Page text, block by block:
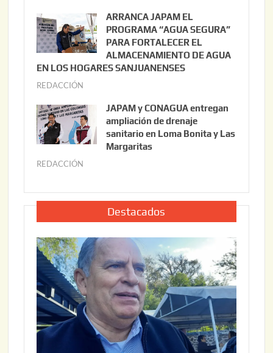
3
,
2
0
i
o
2
2
0
ARRANCA JAPAM EL
PROGRAMA “AGUA SEGURA”
PARA FORTALECER EL
ALMACENAMIENTO DE AGUA
EN LOS HOGARES SANJUANENSES
REDACCIÓN
l
i
o
,
0
2
6
JAPAM y CONAGUA entregan
ampliación de drenaje
sanitario en Loma Bonita y Las
Margaritas
REDACCIÓN
l
o
2
2
,
2
6
Destacados